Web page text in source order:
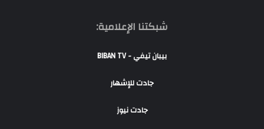
شبكتنا الإعلامية:
بيبان تيفي - BIBAN TV
جادت للإشهار
جادت نيوز